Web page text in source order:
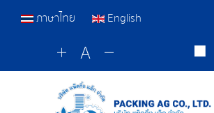
ภาษาไทย English